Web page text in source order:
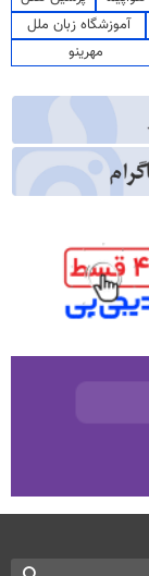
آموزشگاه زبان ملل
مهرینو